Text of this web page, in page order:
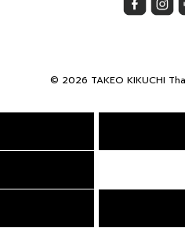
© 2026 TAKEO KIKUCHI